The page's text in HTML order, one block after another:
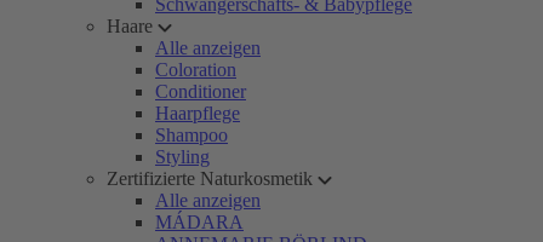
Schwangerschafts- & Babypflege
Haare
Alle anzeigen
Coloration
Conditioner
Haarpflege
Shampoo
Styling
Zertifizierte Naturkosmetik
Alle anzeigen
MÁDARA